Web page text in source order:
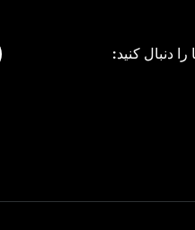
را دنبال کنید: